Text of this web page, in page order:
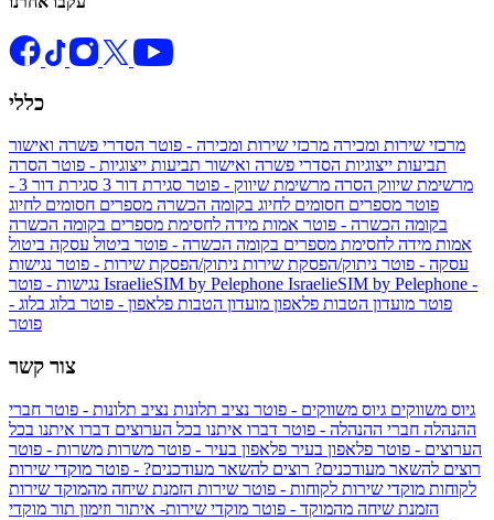
כללי
מרכזי שירות ומכירה מרכזי שירות ומכירה - פוטר הסדרי פשרה ואישור
תביעות ייצוגיות הסדרי פשרה ואישור תביעות ייצוגיות - פוטר הסרה
מרשימת שיווק הסרה מרשימת שיווק - פוטר סגירת דור 3
סגירת דור 3 -
פוטר מספרים חסומים לחיוג בקומה הכשרה מספרים חסומים לחיוג
בקומה הכשרה - פוטר אמות מידה לחסימת מספרים בקומה הכשרה
אמות מידה לחסימת מספרים בקומה הכשרה - פוטר ביטול עסקה ביטול
עסקה - פוטר ניתוק/הפסקת שירות ניתוק/הפסקת שירות - פוטר נגישות
IsraelieSIM by Pelephone IsraelieSIM by Pelephone -
פוטר מועדון הטבות פלאפון מועדון הטבות פלאפון - פוטר בלוג בלוג -
פוטר
צור קשר
גיוס משווקים גיוס משווקים - פוטר נציב תלונות נציב תלונות - פוטר חברי
ההנהלה חברי ההנהלה - פוטר דברו איתנו בכל הערוצים דברו איתנו בכל
הערוצים - פוטר פלאפון בעיר פלאפון בעיר - פוטר משרות משרות - פוטר
רוצים להשאר מעודכנים? רוצים להשאר מעודכנים? - פוטר מוקדי שירות
לקוחות מוקדי שירות לקוחות - פוטר שירות הזמנת שיחה מהמוקד שירות
הזמנת שיחה מהמוקד - פוטר מוקדי שירות- איתור וזימון תור מוקדי